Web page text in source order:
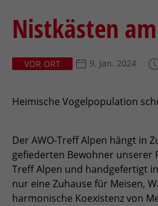
Nistkästen am
VOR ORT 9. Jan. 2024
Heimische Vogelpopulation
Der AWO-Treff Alpen hängt in
gefiederten Bewohner unserer
Treff Alpen und handgefertigt
nur eine Zuhause für Meisen,
harmonische Koexistenz von